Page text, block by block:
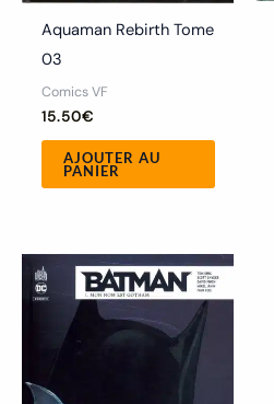
Aquaman Rebirth Tome
03
Comics VF
15.50€
AJOUTER AU
PANIER